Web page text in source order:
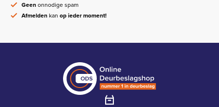
Geenonnodige spam
Afmeldenkanop ieder moment!